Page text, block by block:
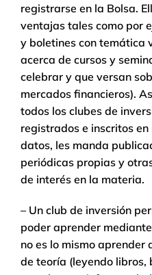
registrarse en la Bolsa.
ventajas tales como por
y boletines con temática
acerca de cursos y
celebrar y que versan
mercados financieros).
todos los clubes de
registrados e inscritos
datos, les manda
periódicas propias y
de interés en la materia.
– Un club de inversión
poder aprender
no es lo mismo aprender
de teoría (leyendo libros,